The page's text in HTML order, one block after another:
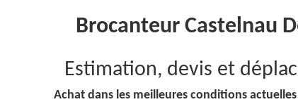
Brocanteur Castelnau
Estimation, devis et
Achat dans les meilleures conditions